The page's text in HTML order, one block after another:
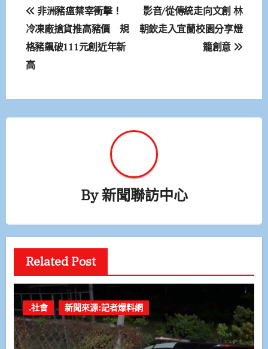
章
導
非洲豬瘟禁宰衝擊！
冷凍廠搶貨推高豬價 規
格豬飆破111元創近年新
高
影音/從傳統走向文創 林
朝欽走入宜蘭校園分享燈
籠創意
By新聞聯訪中心
Related Post
.社會 新聞來源:記者爆料網